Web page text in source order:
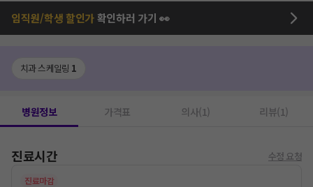
임직원/학생 할인가확인하러 가기 👀
치과 스케일링 1
병원정보 가격표 의사(1) 리뷰(1)
진료시간 수정 요청
진료마감